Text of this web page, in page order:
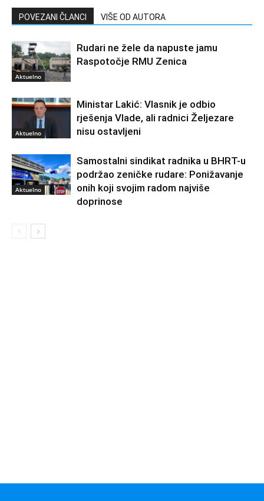
POVEZANI ČLANCI VIŠE OD AUTORA
Aktuelno
Rudari ne žele da napuste jamu
Raspotočje RMU Zenica
Aktuelno
Ministar Lakić: Vlasnik je odbio
rješenja Vlade, ali radnici Željezare
nisu ostavljeni
Aktuelno
Samostalni sindikat radnika u BHRT-u
podržao zeničke rudare: Ponižavanje
onih koji svojim radom najviše
doprinose